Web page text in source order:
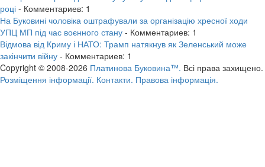
році - Комментариев: 1
На Буковині чоловіка оштрафували за організацію хресної ходи
УПЦ МП під час воєнного стану - Комментариев: 1
Відмова від Криму і НАТО: Трамп натякнув як Зеленський може
закінчити війну - Комментариев: 1
Copyright © 2008-2026 Платинова Буковина™. Всі права захищено.
Розміщення інформації. Контакти. Правова інформація.